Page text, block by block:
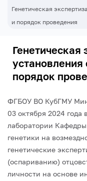
Генетическая
и порядок проведения
Генетическая
установления
порядок
ФГБОУ ВО КубГМУ
03 октября 2024 года
лаборатории
генетики на
генетические
(оспариванию)
личности на основе